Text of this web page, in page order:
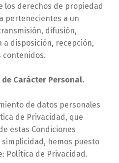
los derechos de propiedad
pertenecientes a un
difusión,
a disposición, recepción,
contenidos.
Carácter Personal.
de datos personales
de Privacidad, que
estas Condiciones
hemos puesto
Política de Privacidad.